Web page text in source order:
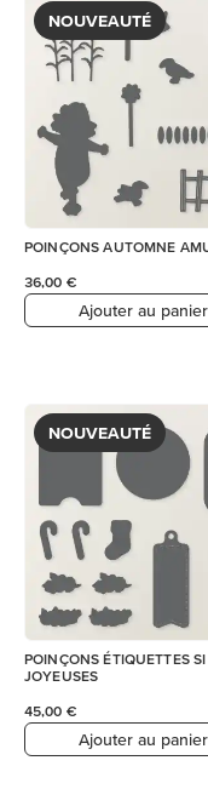
NOUVEAUTÉ
POINÇONS AUTOMNE
36,00 €
Ajouter au panier
NOUVEAUTÉ
POINÇONS ÉTIQUETTES SI
JOYEUSES
45,00 €
Ajouter au panier